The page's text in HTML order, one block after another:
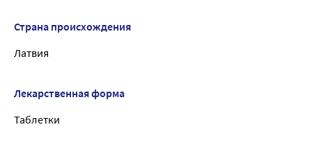
Страна происхождения
Латвия
Лекарственная форма
Таблетки